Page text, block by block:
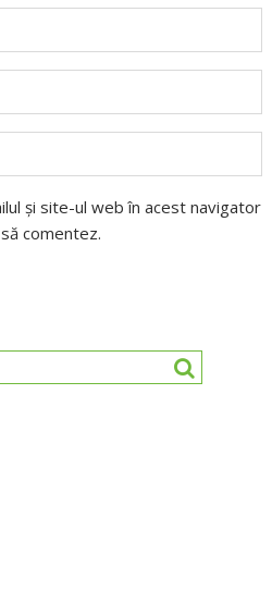
și site-ul web în acest navigator
comentez.